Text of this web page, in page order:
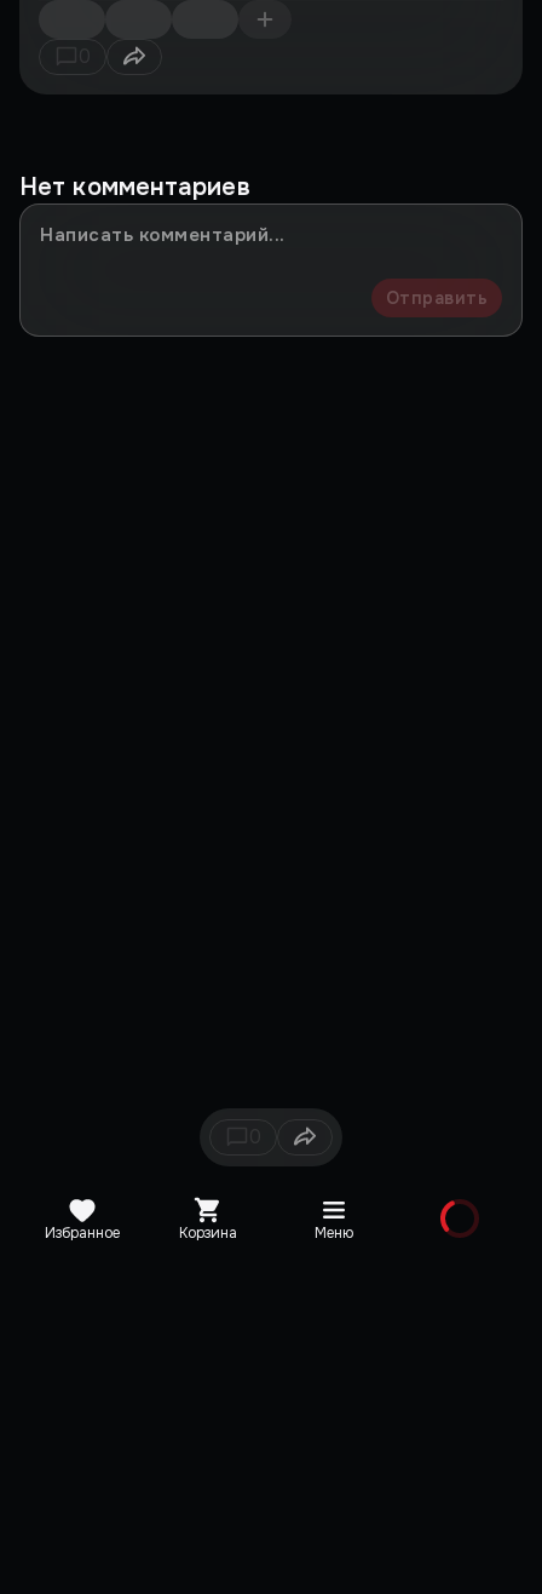
0
Нет комментариев
Отправить
Избранное Корзина Меню